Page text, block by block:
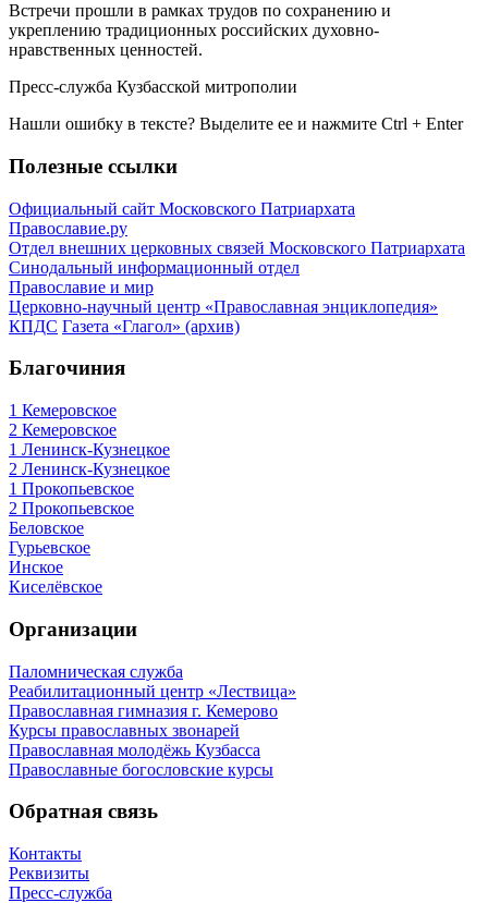
Встречи прошли в рамках трудов по сохранению и
укреплению традиционных российских духовно-
нравственных ценностей.
Пресс-служба Кузбасской митрополии
Нашли ошибку в тексте? Выделите ее и нажмите Ctrl + Enter
Полезные ссылки
Официальный сайт Московского Патриархата
Православие.ру
Отдел внешних церковных связей Московского Патриархата
Синодальный информационный отдел
Православие и мир
Церковно-научный центр «Православная энциклопедия»
КПДС Газета «Глагол» (архив)
Благочиния
1 Кемеровское
2 Кемеровское
1 Ленинск-Кузнецкое
2 Ленинск-Кузнецкое
1 Прокопьевское
2 Прокопьевское
Беловское
Гурьевское
Инское
Киселёвское
Организации
Паломническая служба
Реабилитационный центр «Лествица»
Православная гимназия г. Кемерово
Курсы православных звонарей
Православная молодёжь Кузбасса
Православные богословские курсы
Обратная связь
Контакты
Реквизиты
Пресс-служба